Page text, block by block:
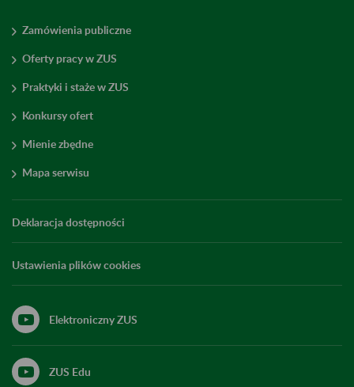
Zamówienia publiczne
Oferty pracy w ZUS
Praktyki i staże w ZUS
Konkursy ofert
Mienie zbędne
Mapa serwisu
Deklaracja dostępności
Ustawienia plików cookies
Elektroniczny ZUS
ZUS Edu